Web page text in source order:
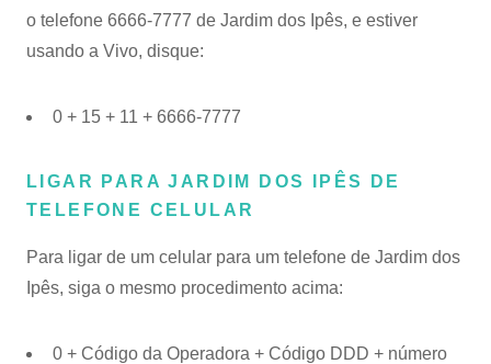
o telefone 6666-7777 de Jardim dos Ipês, e estiver
usando a Vivo, disque:
0 + 15 + 11 + 6666-7777
LIGAR PARA JARDIM DOS IPÊS DE
TELEFONE CELULAR
Para ligar de um celular para um telefone de Jardim dos
Ipês, siga o mesmo procedimento acima:
0 + Código da Operadora + Código DDD + número